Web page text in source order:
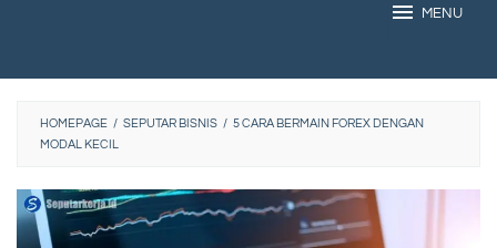
MENU
HOMEPAGE / SEPUTAR BISNIS / 5 CARA BERMAIN FOREX DENGAN
MODAL KECIL